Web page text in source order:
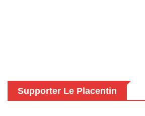
Supporter Le Placentin